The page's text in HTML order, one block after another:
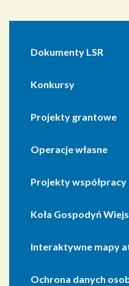
Dokumenty LSR
Konkursy
Projekty grantowe
Operacje własne
Projekty współpracy
Koła Gospodyń
Interaktywne mapy
Ochrona danych